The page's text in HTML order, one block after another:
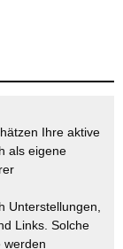
Ihre aktive
als eigene
Unterstellungen,
Links. Solche
werden